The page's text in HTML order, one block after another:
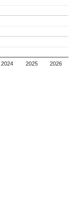
2024 2025 2026